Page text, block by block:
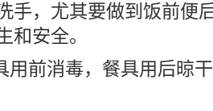
手，尤其要做到饭前便
和安全。
用前消毒，餐具用后晾